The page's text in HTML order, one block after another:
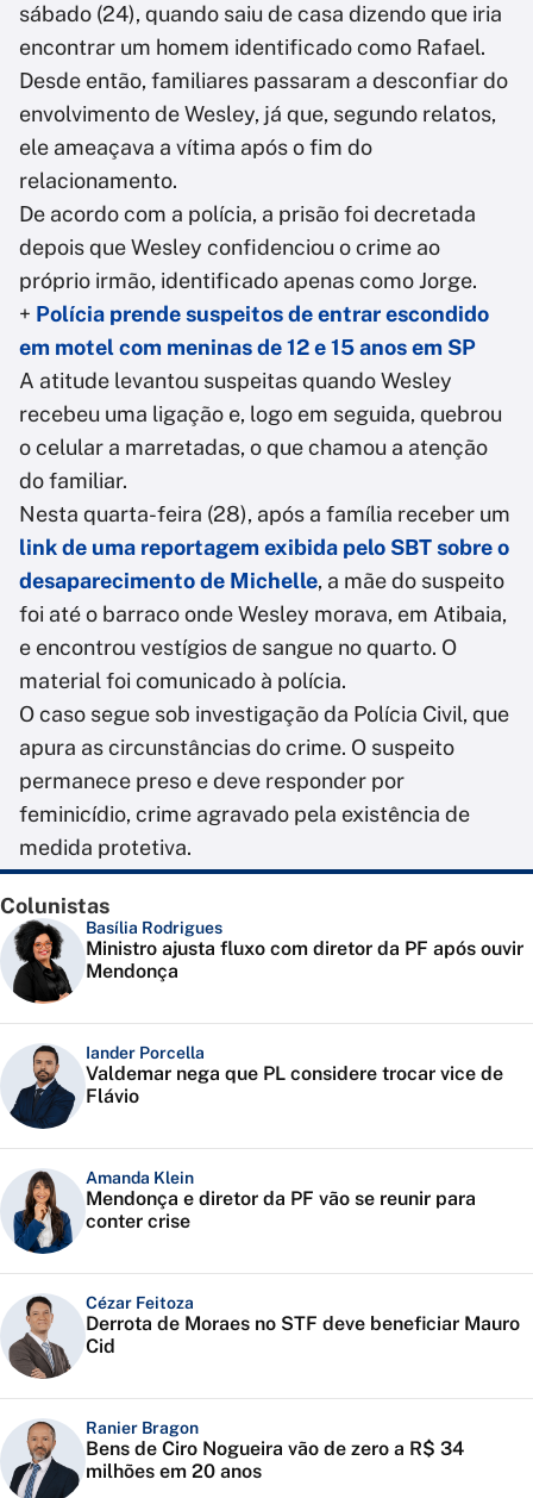
sábado (24), quando saiu de casa dizendo que iria
encontrar um homem identificado como Rafael.
Desde então, familiares passaram a desconfiar do
envolvimento de Wesley, já que, segundo relatos,
ele ameaçava a vítima após o fim do
relacionamento.
De acordo com a polícia, a prisão foi decretada
depois que Wesley confidenciou o crime ao
próprio irmão, identificado apenas como Jorge.
+ Polícia prende suspeitos de entrar escondido
em motel com meninas de 12 e 15 anos em SP
A atitude levantou suspeitas quando Wesley
recebeu uma ligação e, logo em seguida, quebrou
o celular a marretadas, o que chamou a atenção
do familiar.
Nesta quarta-feira (28), após a família receber um
link de uma reportagem exibida pelo SBT sobre o
desaparecimento de Michelle, a mãe do suspeito
foi até o barraco onde Wesley morava, em Atibaia,
e encontrou vestígios de sangue no quarto. O
material foi comunicado à polícia.
O caso segue sob investigação da Polícia Civil, que
apura as circunstâncias do crime. O suspeito
permanece preso e deve responder por
feminicídio, crime agravado pela existência de
medida protetiva.
Colunistas
Basília Rodrigues
Ministro ajusta fluxo com diretor da PF após ouvir
Mendonça
Iander Porcella
Valdemar nega que PL considere trocar vice de
Flávio
Amanda Klein
Mendonça e diretor da PF vão se reunir para
conter crise
Cézar Feitoza
Derrota de Moraes no STF deve beneficiar Mauro
Cid
Ranier Bragon
Bens de Ciro Nogueira vão de zero a R$ 34
milhões em 20 anos